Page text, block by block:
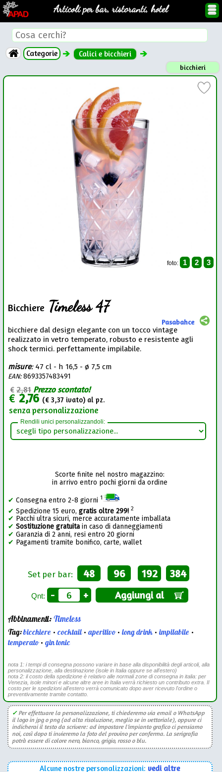
Articoli per bar, ristoranti, hotel
Categorie Calici e bicchieri
bicchieri
foto: 1 2 3
Bicchiere Timeless 47
Pasabahce
bicchiere dal design elegante con un tocco vintage
realizzato in vetro temperato, robusto e resistente agli
shock termici. perfettamente impilabile.
misure: 47 cl - h 16,5 - ø 7,5 cm
EAN:8693357483491
€2,81 Prezzo scontato!
€ 2,76 (€3,37 ivato) al pz.
senza personalizzazione
Rendili unici personalizzandoli:
Scorte finite nel nostro magazzino:
in arrivo entro pochi giorni da ordine
✔ Consegna entro 2-8 giorni 1
✔ Spedizione 15 euro,gratis oltre 299! 2
✔ Pacchi ultra sicuri, merce accuratamente imballata
✔ Sostituzione gratuitain caso di danneggiamenti
✔ Garanzia di 2 anni, resi entro 20 giorni
✔ Pagamenti tramite bonifico, carte, wallet
Set per bar: 48 96 192 384
Qnt: - + Aggiungi al
Abbinamenti:Timeless
Tag:bicchiere •cocktail•aperitivo•long drink•impilabile •
temperato•gin tonic
nota 1: i tempi di consegna possono variare in base alla disponibilità degli articoli, alla
personalizzazione, alla destinazione (isole in Italia oppure se all'estero)
nota 2: il costo della spedizione è relativo alle normali zone di consegna in italia: per
Venezia, isole minori e alcune altre aree in Italia verrà richiesto un contributo extra. Il
costo per le spedizioni all'estero verrà comunicato dopo aver ricevuto l'ordine o
preventivamente tramite contatto.
✓Per effettuare la personalizzazione, ti chiederemo via email o WhatsApp
il logo in jpg o png (ad alta risoluzione, meglio se in vettoriale), oppure ci
indicherai il testo da scrivere: ad impostare l'impianto grafico ci pensiamo
noi, così dopo ti invieremo la foto del provino per conferma. La serigrafia
potrà essere di colore nero, bianco, grigio, rosso o blu.
Alcune nostre personalizzazioni: vedi altre